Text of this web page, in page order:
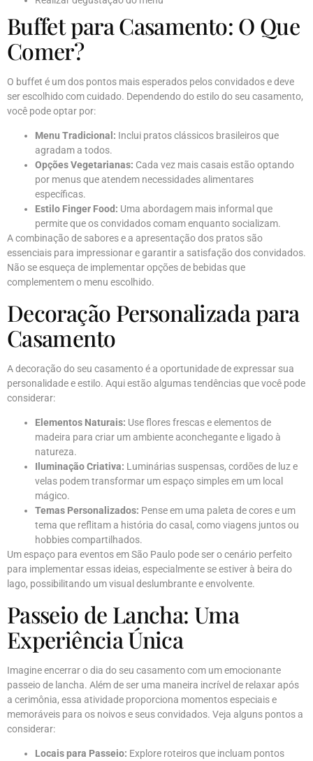
Buffet para Casamento: O Que
Comer?
O buffet é um dos pontos mais esperados pelos convidados e deve
ser escolhido com cuidado. Dependendo do estilo do seu casamento,
você pode optar por:
Menu Tradicional: Inclui pratos clássicos brasileiros que
agradam a todos.
Opções Vegetarianas: Cada vez mais casais estão optando
por menus que atendem necessidades alimentares
específicas.
Estilo Finger Food: Uma abordagem mais informal que
permite que os convidados comam enquanto socializam.
A combinação de sabores e a apresentação dos pratos são
essenciais para impressionar e garantir a satisfação dos convidados.
Não se esqueça de implementar opções de bebidas que
complementem o menu escolhido.
Decoração Personalizada para
Casamento
A decoração do seu casamento é a oportunidade de expressar sua
personalidade e estilo. Aqui estão algumas tendências que você pode
considerar:
Elementos Naturais: Use flores frescas e elementos de
madeira para criar um ambiente aconchegante e ligado à
natureza.
Iluminação Criativa: Luminárias suspensas, cordões de luz e
velas podem transformar um espaço simples em um local
mágico.
Temas Personalizados: Pense em uma paleta de cores e um
tema que reflitam a história do casal, como viagens juntos ou
hobbies compartilhados.
Um espaço para eventos em São Paulo pode ser o cenário perfeito
para implementar essas ideias, especialmente se estiver à beira do
lago, possibilitando um visual deslumbrante e envolvente.
Passeio de Lancha: Uma
Experiência Única
Imagine encerrar o dia do seu casamento com um emocionante
passeio de lancha. Além de ser uma maneira incrível de relaxar após
a cerimônia, essa atividade proporciona momentos especiais e
memoráveis para os noivos e seus convidados. Veja alguns pontos a
considerar:
Locais para Passeio: Explore roteiros que incluam pontos